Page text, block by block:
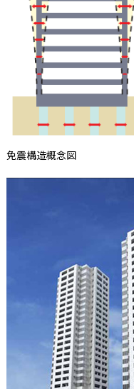
免震構造概念図